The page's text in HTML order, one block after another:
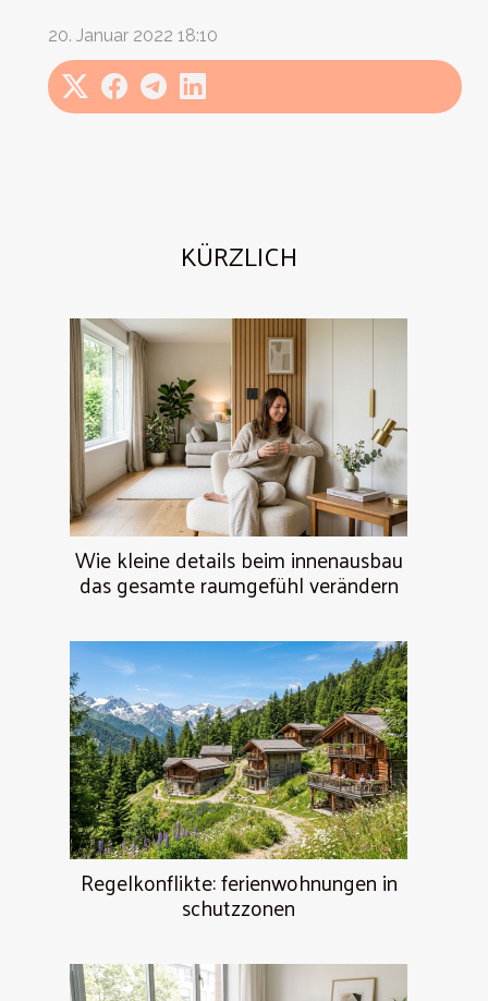
KÜRZLICH
Wie kleine details beim innenausbau
das gesamte raumgefühl verändern
Regelkonflikte: ferienwohnungen in
schutzzonen
20. Januar 2022 18:10